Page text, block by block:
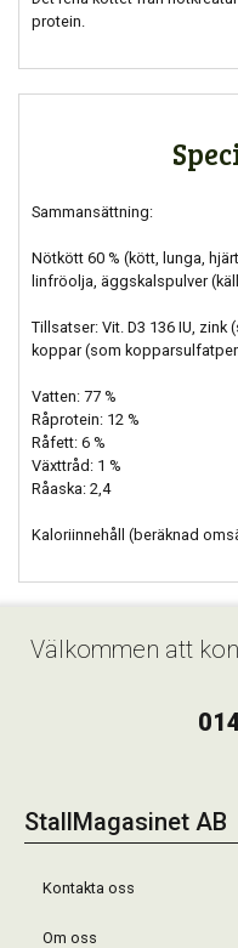
protein.
Sammansättning:
Nötkött 60 % (kött, lunga,
linfröolja, äggskalspulver
Tillsatser: Vit. D3 136 IU,
koppar (som
Vatten: 77 %
Råprotein: 12 %
Råfett: 6 %
Växttråd: 1 %
Råaska: 2,4
Kaloriinnehåll (beräknad
Välkommen att
StallMagasinet AB
Kontakta oss
Om oss